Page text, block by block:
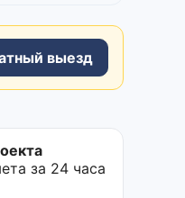
выезд
за 24 часа